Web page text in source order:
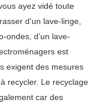
ayez vidé toute
d’un lave-linge,
ondes, d’un lave-
est
exigent des mesures
recycler. Le recyclage
car des